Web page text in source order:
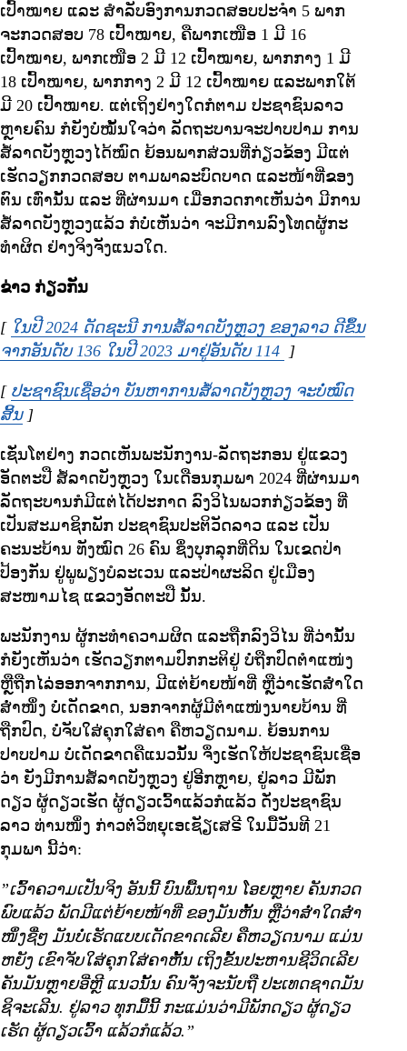
ເປົ້າໝາຍ ແລະ ສໍາລັບອົງການກວດສອບປະຈໍາ 5 ພາກ
ຈະກວດສອບ 78 ເປົ້າໝາຍ, ຄືພາກເໜືອ 1 ມີ 16
ເປົ້າໝາຍ, ພາກເໜືອ 2 ມີ 12 ເປົ້າໝາຍ, ພາກກາງ 1 ມີ
18 ເປົ້າໝາຍ, ພາກກາງ 2 ມີ 12 ເປົ້າໝາຍ ແລະພາກໃຕ້
ມີ 20 ເປົ້າໝາຍ. ແຕ່ເຖິງຢ່າງໃດກໍຕາມ ປະຊາຊົນລາວ
ຫຼາຍຄົນ ກໍຍັງບໍ່ໝັ້ນໃຈວ່າ ລັດຖະບານຈະປາບປາມ ການ
ສໍ້ລາດບັງຫຼວງໄດ້ໝົດ ຍ້ອນພາກສ່ວນທີ່ກ່ຽວຂ້ອງ ມີແຕ່
ເຮັດວຽກກວດສອບ ຕາມພາລະບົດບາດ ແລະໜ້າທີ່ຂອງ
ຕົນ ເທົ່ານັ້ນ ແລະ ທີ່ຜ່ານມາ ເມື່ອກວດກາເຫັນວ່າ ມີການ
ສໍ້ລາດບັງຫຼວງແລ້ວ ກໍບໍ່ເຫັນວ່າ ຈະມີການລົງໂທດຜູ້ກະ
ທໍາຜິດ ຢ່າງຈິງຈັງແນວໃດ.
ຂ່າວ ກ່ຽວກັນ
[ ໃນປີ 2024 ດັດຊະນີ ການສໍ້ລາດບັງຫຼວງ ຂອງລາວ ດີຂຶ້ນ
ຈາກອັນດັບ 136 ໃນປີ 2023 ມາຢູ່ອັນດັບ 114 Opens in new
]
[ ປະຊາຊົນເຊື່ອວ່າ ບັນຫາການສໍ້ລາດບັງຫຼວງ ຈະບໍ່ໝົດ
ສິ້ນOpens in new window
]
ເຊັ່ນໂຕຢ່າງ ກວດເຫັນພະນັກງານ-ລັດຖະກອນ ຢູ່ແຂວງ
ອັດຕະປື ສໍ້ລາດບັງຫຼວງ ໃນເດືອນກຸມພາ 2024 ທີ່ຜ່ານມາ
ລັດຖະບານກໍມີແຕ່ໄດ້ປະກາດ ລົງວິໄນພວກກ່ຽວຂ້ອງ ທີ່
ເປັນສະມາຊິກພັກ ປະຊາຊົນປະຕິວັດລາວ ແລະ ເປັນ
ຄະນະບ້ານ ທັງໝົດ 26 ຄົນ ຊຶ່ງບຸກລຸກທີ່ດິນ ໃນເຂດປ່າ
ປ້ອງກັນ ຢູ່ພູພຽງບໍລະເວນ ແລະປ່າຜະລິດ ຢູ່ເມືອງ
ສະໜາມໄຊ ແຂວງອັດຕະປື ນັ້ນ.
ພະນັກງານ ຜູ້ກະທໍາຄວາມຜິດ ແລະຖືກລົງວິໄນ ທີ່ວ່ານັ້ນ
ກໍຍັງເຫັນວ່າ ເຮັດວຽກຕາມປົກກະຕິຢູ່ ບໍ່ຖືກປົດຕໍາແໜ່ງ
ຫຼືຖືກໄລ່ອອກຈາກການ, ມີແຕ່ຍ້າຍໜ້າທີ່ ຫຼືວ່າເຮັດສໍ່າໃດ
ສໍ່າໜຶ່ງ ບໍ່ເດັດຂາດ, ນອກຈາກຜູ້ມີຕໍາແໜ່ງນາຍບ້ານ ທີ່
ຖືກປົດ, ບໍ່ຈັບໃສ່ຄຸກໃສ່ຄາ ຄືຫວຽດນາມ. ຍ້ອນການ
ປາບປາມ ບໍ່ເດັດຂາດຄືແນວນັ້ນ ຈຶ່ງເຮັດໃຫ້ປະຊາຊົນເຊື່ອ
ວ່າ ຍັງມີການສໍ້ລາດບັງຫຼວງ ຢູ່ອີກຫຼາຍ, ຢູ່ລາວ ມີພັກ
ດຽວ ຜູ້ດຽວເຮັດ ຜູ້ດຽວເວົ້າແລ້ວກໍແລ້ວ ດັ່ງປະຊາຊົນ
ລາວ ທ່ານໜຶ່ງ ກ່າວຕໍ່ວິທຍຸເອເຊັຽເສຣີ ໃນມື້ວັນທີ 21
ກຸມພາ ນີ້ວ່າ:
”ເວົ້າຄວາມເປັນຈິງ ອັນນີ້ ບົນພື້ນຖານ ໂອຍຫຼາຍ ຄັນກວດ
ພົບແລ້ວ ພັດມີແຕ່ຍ້າຍໜ້າທີ່ ຂອງມັນຫັ້ນ ຫຼືວ່າສໍ່າໃດສໍ່າ
ໜຶ່ງຊື່ໆ ມັນບໍ່ເຮັດແບບເດັດຂາດເລີຍ ຄືຫວຽດນາມ ແມ່ນ
ຫຍັງ ເຂົາຈັບໃສ່ຄຸກໃສ່ຄາຫັ້ນ ເຖິງຂັ້ນປະຫານຊີວິດເລີຍ
ຄັນມັນຫຼາຍອີ່ຫຼີ ແນວນັ້ນ ຄົນຈັ່ງຈະນັບຖື ປະເທດຊາດມັນ
ຊິຈະເລີນ. ຢູ່ລາວ ທຸກມື້ນີ້ ກະແມ່ນວ່າມີພັກດຽວ ຜູ້ດຽວ
ເຮັດ ຜູ້ດຽວເວົ້າ ແລ້ວກໍແລ້ວ.”